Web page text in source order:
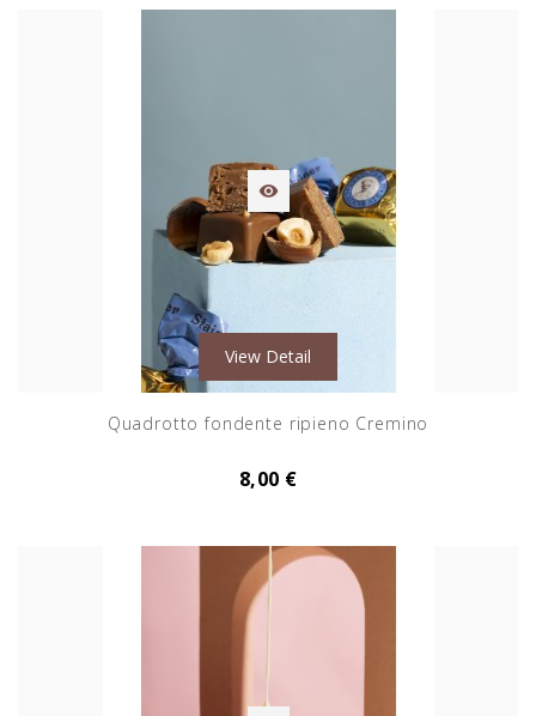

View Detail
Quadrotto fondente ripieno Cremino
8,00 €